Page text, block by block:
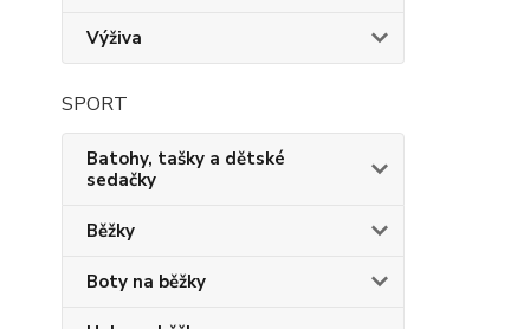
Výživa
SPORT
Batohy, tašky a dětské
sedačky
Běžky
Boty na běžky